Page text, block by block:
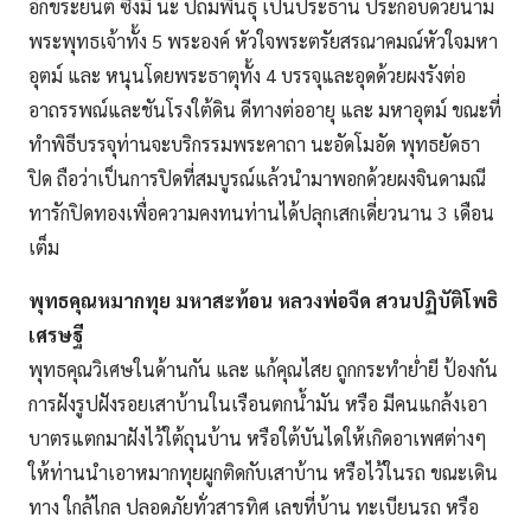
อักขระยันต์ ซึ่งมี นะ ปถมพินธุ เป็นประธาน ประกอบด้วยนาม
พระพุทธเจ้าทั้ง 5 พระองค์ หัวใจพระตรัยสรณาคมณ์หัวใจมหา
อุตม์ และ หนุนโดยพระธาตุทั้ง 4 บรรจุและอุดด้วยผงรังต่อ
อาถรรพณ์และชันโรงใต้ดิน ดีทางต่ออายุ และ มหาอุตม์ ขณะที่
ทำพิธีบรรจุท่านจะบริกรรมพระคาถา นะอัดโมอัด พุทธยัดธา
ปิด ถือว่าเป็นการปิดที่สมบูรณ์แล้วนำมาพอกด้วยผงจินดามณี
ทารักปิดทองเพื่อความคงทนท่านได้ปลุกเสกเดี่ยวนาน 3 เดือน
เต็ม
พุทธคุณหมากทุย มหาสะท้อน หลวงพ่อจืด สวนปฏิบัติโพธิ
เศรษฐี
พุทธคุณวิเศษในด้านกัน และ แก้คุณไสย ถูกกระทำย่ำยี ป้องกัน
การฝังรูปฝังรอยเสาบ้านในเรือนตกน้ำมัน หรือ มีคนแกล้งเอา
บาตรแตกมาฝังไว้ใต้ถุนบ้าน หรือใต้บันไดให้เกิดอาเพศต่างๆ
ให้ท่านนำเอาหมากทุยผูกติดกับเสาบ้าน หรือไว้ในรถ ขณะเดิน
ทาง ใกล้ไกล ปลอดภัยทั่วสารทิศ เลขที่บ้าน ทะเบียนรถ หรือ